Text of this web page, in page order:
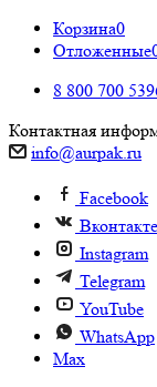
Корзина0
Отложенные
8 800 700
Контактная
info@aurpak.ru
Facebook
Вконтакте
Instagram
Telegram
YouTube
WhatsApp
Max